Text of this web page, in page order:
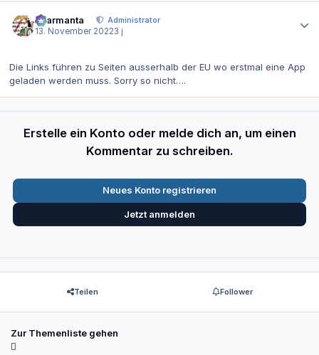
charmanta
Administrator
13. November 20223 j
Die Links führen zu Seiten ausserhalb der EU wo erstmal eine App
geladen werden muss. Sorry so nicht….
Erstelle ein Konto oder melde dich an, um einen
Kommentar zu schreiben.
Neues Konto registrieren
Jetzt anmelden
Teilen Follower
Zur Themenliste gehen